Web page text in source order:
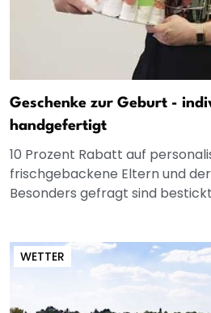
Geschenke zur Geburt -
handgefertigt
10 Prozent Rabatt auf
frischgebackene Eltern und
Besonders gefragt sind
WETTER